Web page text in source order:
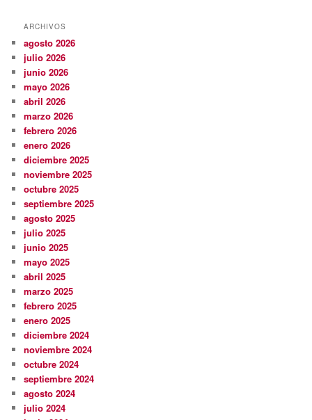
ARCHIVOS
agosto 2026
julio 2026
junio 2026
mayo 2026
abril 2026
marzo 2026
febrero 2026
enero 2026
diciembre 2025
noviembre 2025
octubre 2025
septiembre 2025
agosto 2025
julio 2025
junio 2025
mayo 2025
abril 2025
marzo 2025
febrero 2025
enero 2025
diciembre 2024
noviembre 2024
octubre 2024
septiembre 2024
agosto 2024
julio 2024